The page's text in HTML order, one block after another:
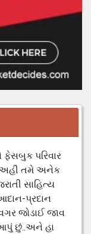
ફેસબુક પરિવાર
અહી તમે અનેક
સાહિત્ય
પ્રદાન
જોડાઈ જાવ
છું..અને હા